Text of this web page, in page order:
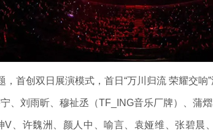
首创双日展演模式，首日“万川归流 荣耀交响
、刘雨昕、穆祉丞（TF_ING音乐厂牌）、蒲
V、许魏洲、颜人中、喻言、袁娅维、张碧晨